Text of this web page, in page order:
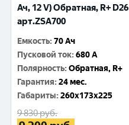
Ач, 12 V) Обратная, R+ D26
арт.ZSA700
Емкость:70 Ач
Пусковой ток:680 A
Полярность:Обратная, R+
Гарантия:24 мес.
Габариты:260x173x225
9 830руб.